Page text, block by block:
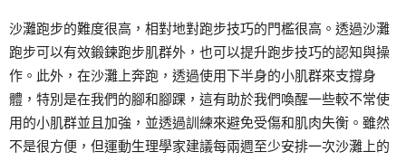
沙灘跑步的難度很高，相對地對跑步技巧的門檻很高。透過沙灘
跑步可以有效鍛鍊跑步肌群外，也可以提升跑步技巧的認知與操
作。此外，在沙灘上奔跑，透過使用下半身的小肌群來支撐身
體，特別是在我們的腳和腳踝，這有助於我們喚醒一些較不常使
用的小肌群並且加強，並透過訓練來避免受傷和肌肉失衡。雖然
不是很方便，但運動生理學家建議每兩週至少安排一次沙灘上的